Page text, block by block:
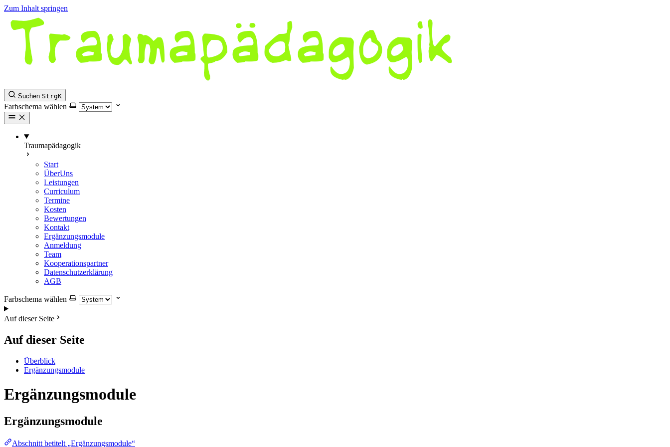
Zum Inhalt springen
Suchen StrgK
Farbschema wählen
Traumapädagogik
Start
ÜberUns
Leistungen
Curriculum
Termine
Kosten
Bewertungen
Kontakt
Ergänzungsmodule
Anmeldung
Team
Kooperationspartner
Datenschutzerklärung
AGB
Farbschema wählen
Auf dieser Seite
Auf dieser Seite
Überblick
Ergänzungsmodule
Ergänzungsmodule
Ergänzungsmodule
Abschnitt betitelt „Ergänzungsmodule“